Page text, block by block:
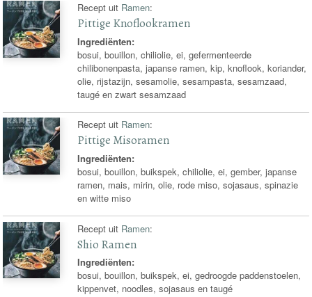
Recept uit Ramen:
Pittige Knoflookramen
Ingrediënten:
bosui, bouillon, chiliolie, ei, gefermenteerde
chilibonenpasta, japanse ramen, kip, knoflook, koriander,
olie, rijstazijn, sesamolie, sesampasta, sesamzaad,
taugé en zwart sesamzaad
Recept uit Ramen:
Pittige Misoramen
Ingrediënten:
bosui, bouillon, buikspek, chiliolie, ei, gember, japanse
ramen, mais, mirin, olie, rode miso, sojasaus, spinazie
en witte miso
Recept uit Ramen:
Shio Ramen
Ingrediënten:
bosui, bouillon, buikspek, ei, gedroogde paddenstoelen,
kippenvet, noodles, sojasaus en taugé